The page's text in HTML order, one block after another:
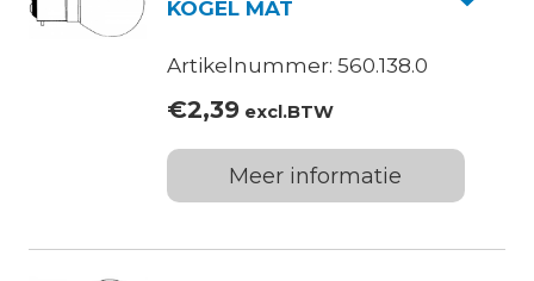
KOGEL MAT
Artikelnummer: 560.138.0
€2,39excl.BTW
Meer informatie